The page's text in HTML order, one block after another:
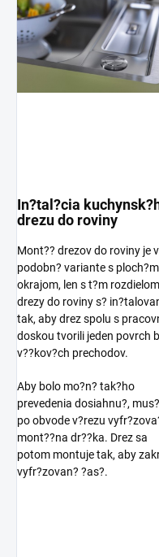
In?tal?cia
drezu do roviny
Mont?? drezov do roviny je
podobn? variante s ploch?m
okrajom, len s t?m
drezy do roviny s?
tak, aby drez spolu s
doskou tvorili jeden povrch
v??kov?ch prechodov.
Aby bolo mo?n? tak?ho
prevedenia dosiahnu?,
po obvode v?rezu
mont??na dr??ka. Drez sa
potom montuje tak, aby
vyfr?zovan? ?as?.